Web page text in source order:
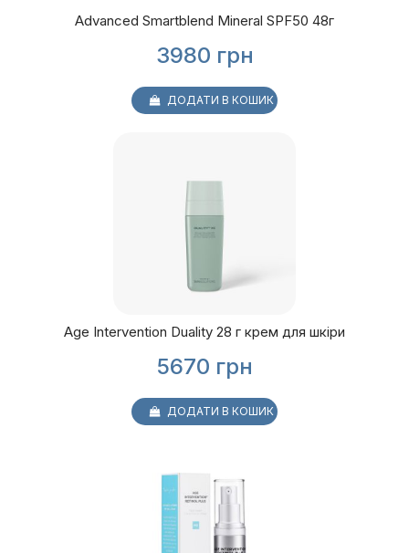
ДОДАТИ В КОШИК
Advanced Smartblend Mineral SPF50 48г
3980 грн
ДОДАТИ В КОШИК
Age Intervention Duality 28 г крем для шкіри
5670 грн